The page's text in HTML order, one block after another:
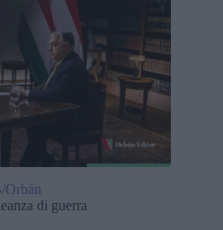
Orbán
di guerra